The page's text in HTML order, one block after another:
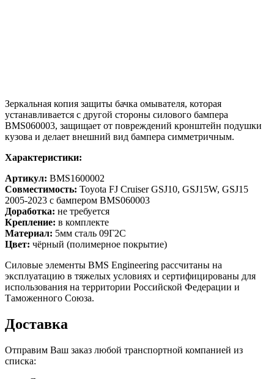
Зеркальная копия защиты бачка омывателя, которая
устанавливается с другой стороны силового бампера
BMS060003, защищает от повреждений кронштейн подушки
кузова и делает внешний вид бампера симметричным.
Характеристики:
Артикул: BMS1600002
Совместимость: Toyota FJ Cruiser GSJ10, GSJ15W, GSJ15
2005-2023 с бампером BMS060003
Доработка: не требуется
Крепление: в комплекте
Материал: 5мм сталь 09Г2С
Цвет: чёрный (полимерное покрытие)
Силовые элементы BMS Engineering рассчитаны на
эксплуатацию в тяжелых условиях и сертифицированы для
использования на территории Российской Федерации и
Таможенного Союза.
Доставка
Отправим Ваш заказ любой транспортной компанией из
списка: